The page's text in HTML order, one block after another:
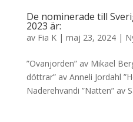
De nominerade till
2023 är:
av Fia K| maj 23, 2024|
”Ovanjorden” av Mikael
döttrar” av Anneli Jordahl
Naderehvandi ”Natten” av